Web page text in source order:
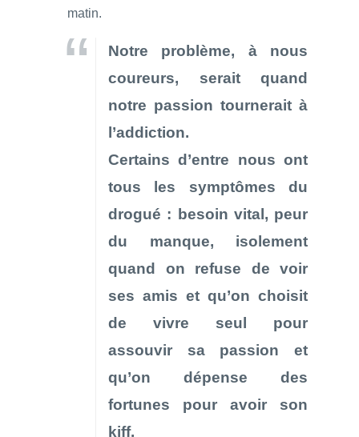
matin.
Notre problème, à nous
coureurs, serait quand
notre passion tournerait à
l’addiction.
Certains d’entre nous ont
tous les symptômes du
drogué : besoin vital, peur
du manque, isolement
quand on refuse de voir
ses amis et qu’on choisit
de vivre seul pour
assouvir sa passion et
qu’on dépense des
fortunes pour avoir son
kiff.